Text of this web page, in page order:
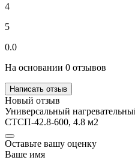
4
5
0.0
На основании 0 отзывов
Написать отзыв
Новый отзыв
Универсальный
СТСП-42.8-600, 4.8 м2
Оставьте вашу оценку
Ваше имя